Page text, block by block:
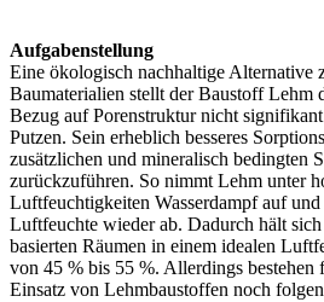
Aufgabenstellung
Eine ökologisch nachhaltige Alternative
Baumaterialien stellt der Baustoff Lehm
Bezug auf Porenstruktur nicht
Putzen. Sein erheblich besseres
zusätzlichen und mineralisch bedingten
zurückzuführen. So nimmt Lehm unter
Luftfeuchtigkeiten Wasserdampf auf
Luftfeuchte wieder ab. Dadurch hält
basierten Räumen in einem idealen
von 45 % bis 55 %. Allerdings bestehen
Einsatz von Lehmbaustoffen noch